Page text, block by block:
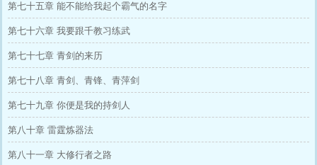
第七十五章 能不能给我起个霸气的名字
第七十六章 我要跟千教习练武
第七十七章 青剑的来历
第七十八章 青剑、青锋、青萍剑
第七十九章 你便是我的持剑人
第八十章 雷霆炼器法
第八十一章 大修行者之路